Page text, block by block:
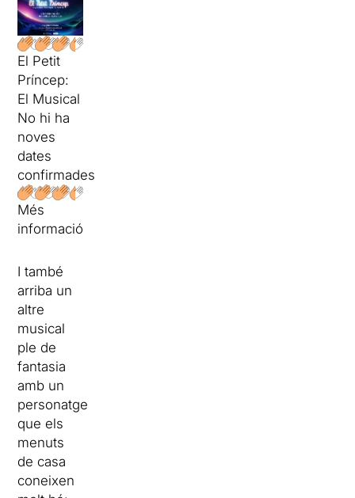
El Petit
Príncep:
El Musical
No hi ha
noves
dates
confirmades
Més
informació
I també
arriba un
altre
musical
ple de
fantasia
amb un
personatge
que els
menuts
de casa
coneixen